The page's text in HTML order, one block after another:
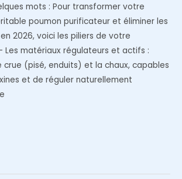
mots : Pour transformer votre
poumon purificateur et éliminer les
2026, voici les piliers de votre
Les matériaux régulateurs et actifs :
crue (pisé, enduits) et la chaux, capables
et de réguler naturellement